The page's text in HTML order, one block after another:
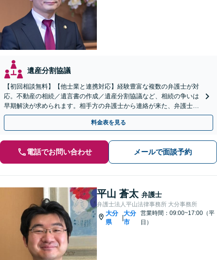
遺産分割協議
【初回相談無料】【他士業と連携対応】経験豊富な複数の弁護士が対
応。不動産の相続／遺言書の作成／遺産分割協議など、相続の争いは
早期解決が求められます。相手方の弁護士から連絡が来た、弁護士へ
の依頼を具体的に検討している方はご相談ください。
料金表を見る
電話でお問い合わせ メールで面談予約
平山 蒼太 弁護士
弁護士法人平山法律事務所 大分事務所
大分
県
|
大分
市
営業時間：09:00~17:00（平
日）